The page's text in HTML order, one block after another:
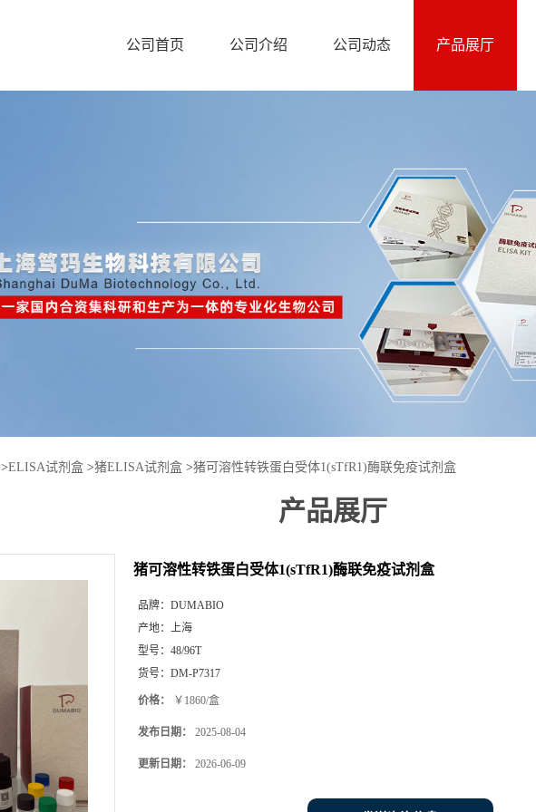
公司首页 公司介绍 公司动态 产品展厅
>ELISA试剂盒 >猪ELISA试剂盒 >猪可溶性转铁蛋白受体1(sTfR1)酶联免疫试剂盒
产品展厅
猪可溶性转铁蛋白受体1(sTfR1)酶联免疫试剂盒
品牌： DUMABIO
产地：
上海
型号： 48/96T
货号： DM-P7317
价格： ￥1860/盒
发布日期： 2025-08-04
更新日期： 2026-06-09